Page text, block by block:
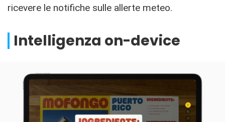
ricevere le notifiche sulle allerte meteo.
Intelligenza on-device